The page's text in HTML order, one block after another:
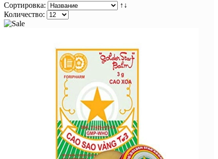
Сортировка:
↑↓
Количество: